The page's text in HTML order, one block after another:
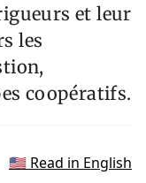
et leur
les
coopératifs.
🇺🇸 Read in English